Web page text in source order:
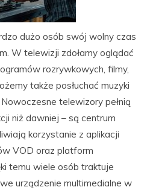
dużo osób swój wolny czas
W telewizji zdołamy oglądać
rozrywkowych, filmy,
także posłuchać muzyki
telewizory pełnią
niż dawniej – są centrum
korzystanie z aplikacji
VOD oraz platform
temu wiele osób traktuje
urządzenie multimedialne w